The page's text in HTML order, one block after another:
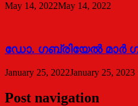
May 14, 2022May 14, 2022
ഡോ. ഗബ്രിയേല്‍ മാര്‍
January 25, 2022January 25, 2023
Post navigation